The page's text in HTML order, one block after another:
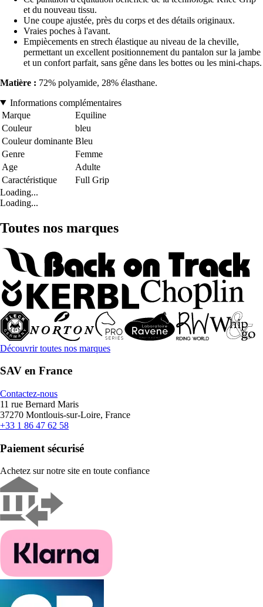
et du nouveau tissu.
Une coupe ajustée, près du corps et des détails originaux.
Vraies poches à l'avant.
Empiècements en strech élastique au niveau de la cheville,
permettant un excellent positionnement du pantalon sur la jambe
et un confort parfait, sans gêne dans les bottes ou les mini-chaps.
Matière : 72% polyamide, 28% élasthane.
Informations complémentaires
Marque
Equiline
Couleur
bleu
Couleur dominante Bleu
Genre
Femme
Age
Adulte
Caractéristique
Full Grip
Loading...
Loading...
Toutes nos marques
Découvrir toutes nos marques
SAV en France
Contactez-nous
11 rue Bernard Maris
37270 Montlouis-sur-Loire, France
+33 1 86 47 62 58
Paiement sécurisé
Achetez sur notre site en toute confiance